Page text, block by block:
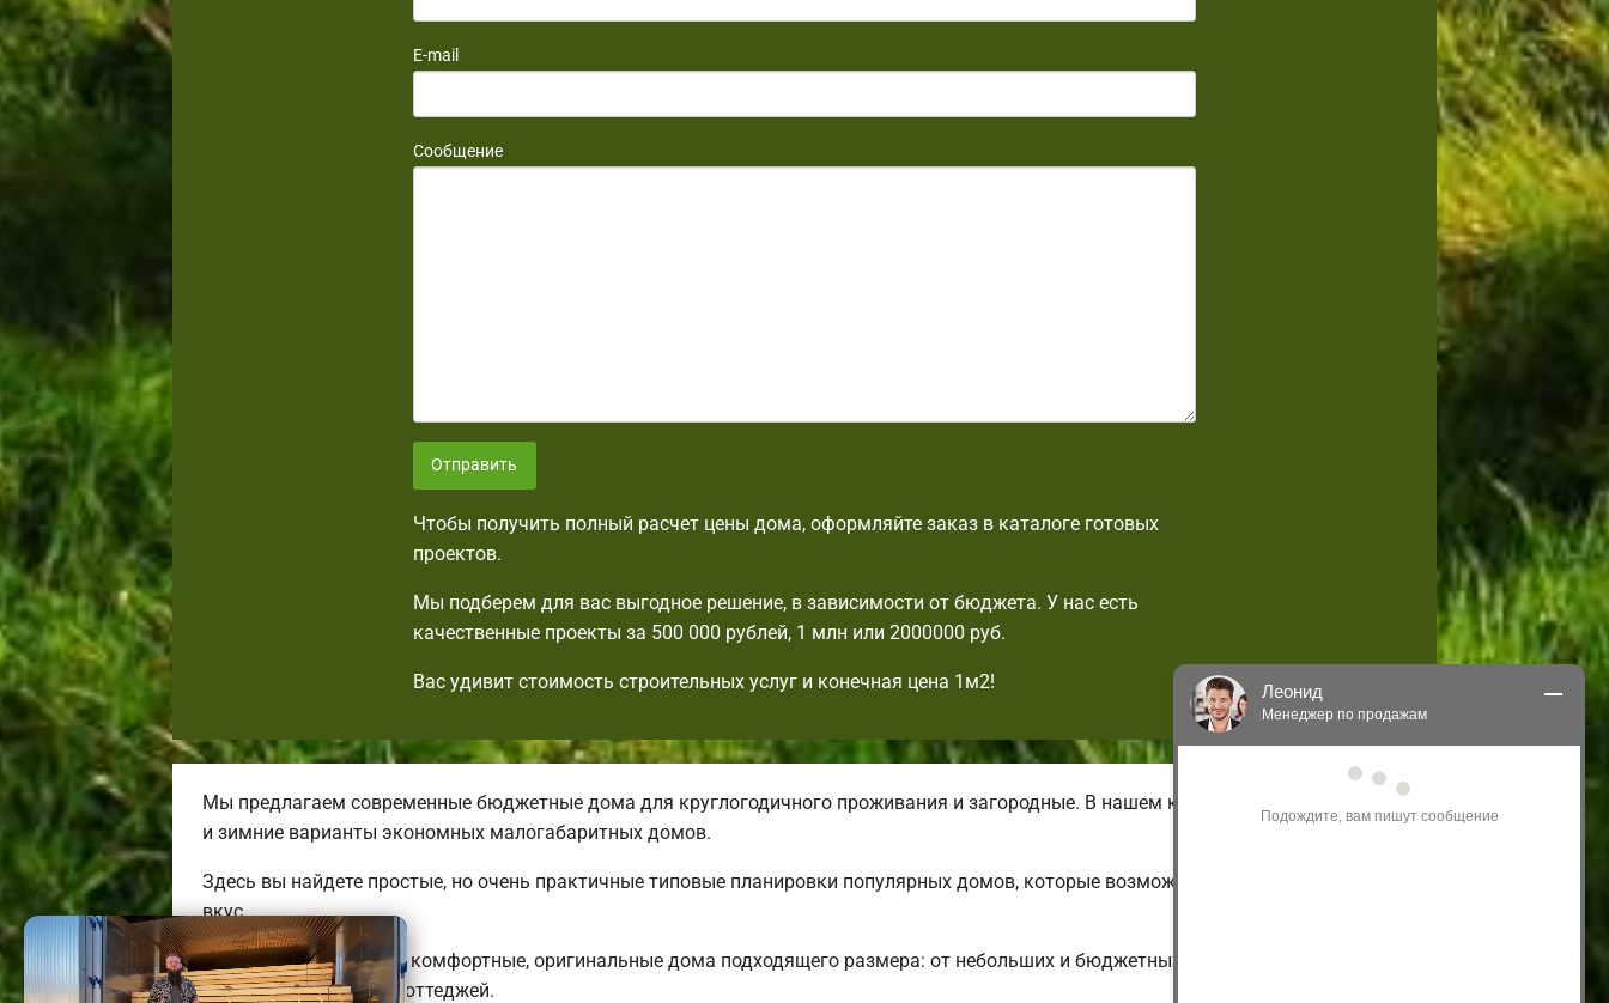
E-mail
Сообщение
Отправить
Чтобы получить полный расчет цены дома, оформляйте заказ в каталоге готовых
проектов.
Мы подберем для вас выгодное решение, в зависимости от бюджета. У нас есть
качественные проекты за 500 000 рублей, 1 млн или 2000000 руб.
Вас удивит стоимость строительных услуг и конечная цена 1м2!
Мы предлагаем современные бюджетные дома для круглогодичного проживания и загородные. В нашем каталоге имеются летние
и зимние варианты экономных малогабаритных домов.
Здесь вы найдете простые, но очень практичные типовые планировки популярных домов, которые возможно подстроить на свой
вкус.
Строим качественные, комфортные, оригинальные дома подходящего размера: от небольших и бюджетных до больших
энергоэффективных коттеджей.
Леонид
Менеджер по продажам
Здравствуйте! Я могу
акциям и проектам.